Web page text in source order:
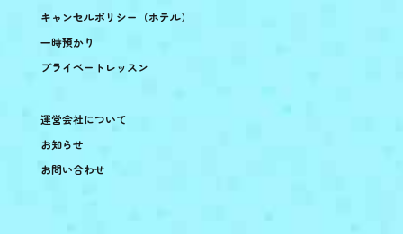
キャンセルポリシー（ホテル）
一時預かり
プライベートレッスン
運営会社について
お知らせ
お問い合わせ